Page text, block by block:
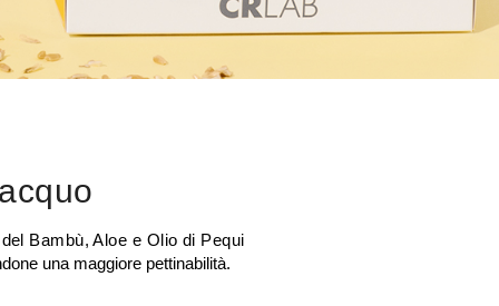
Bambù, Aloe e Olio di Pequi
una maggiore pettinabilità.